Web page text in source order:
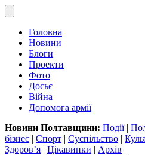
Головна
Новини
Блоги
Проекти
Фото
Досьє
Війна
Допомога армії
Новини Полтавщини: Події|
бізнес | Спорт | Суспільство |
Здоров’я | Цікавинки | Архів